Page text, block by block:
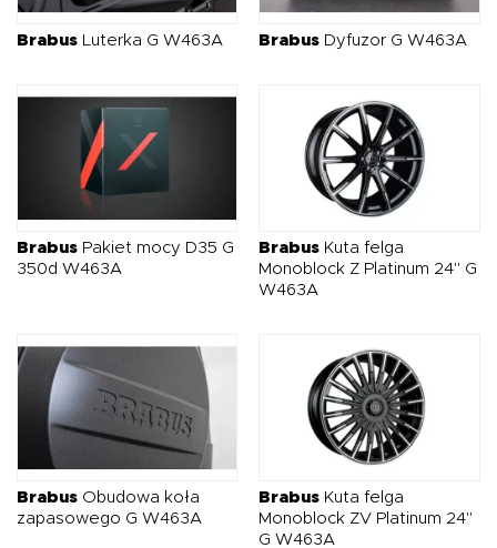
Brabus Luterka G W463A Brabus Dyfuzor G W463A
Brabus Pakiet mocy D35 G
350d W463A
Brabus Kuta felga
Monoblock Z Platinum 24" G
W463A
Brabus Obudowa koła
zapasowego G W463A
Brabus Kuta felga
Monoblock ZV Platinum 24"
G W463A